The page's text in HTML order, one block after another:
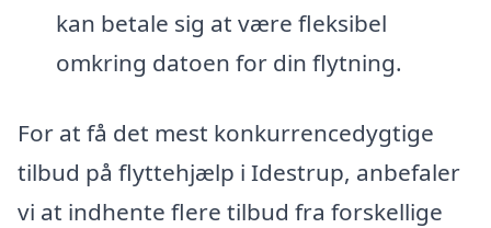
kan betale sig at være fleksibel
omkring datoen for din flytning.
For at få det mest konkurrencedygtige
tilbud på flyttehjælp i Idestrup, anbefaler
vi at indhente flere tilbud fra forskellige